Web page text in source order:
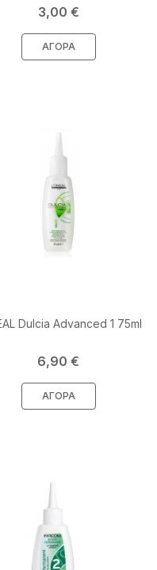
Τιμή
3,00 €
ΑΓΟΡΆ
Dulcia Advanced 1 75ml
Τιμή
6,90 €
ΑΓΟΡΆ